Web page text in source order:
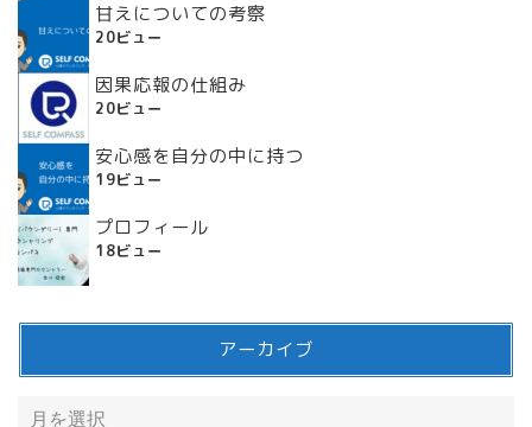
甘えについての考察
20ビュー
因果応報の仕組み
20ビュー
安心感を自分の中に持つ
19ビュー
プロフィール
18ビュー
アーカイブ